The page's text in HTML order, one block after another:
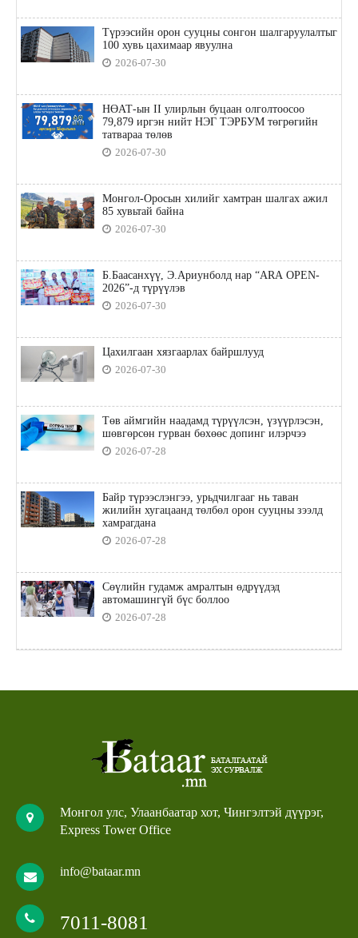
Түрээсийн орон сууцны сонгон шалгаруулалтыг
100 хувь цахимаар явуулна
2026-07-30
НӨАТ-ын II улирлын буцаан олголтоосоо
79,879 иргэн нийт НЭГ ТЭРБУМ төгрөгийн
татвараа төлөв
2026-07-30
Монгол-Оросын хилийг хамтран шалгах ажил
85 хувьтай байна
2026-07-30
Б.Баасанхүү, Э.Ариунболд нар “ARA OPEN-
2026”-д түрүүлэв
2026-07-30
Цахилгаан хязгаарлах байршлууд
2026-07-30
Төв аймгийн наадамд түрүүлсэн, үзүүрлэсэн,
шөвгөрсөн гурван бөхөөс допинг илэрчээ
2026-07-28
Байр түрээслэнгээ, урьдчилгааг нь таван
жилийн хугацаанд төлбөл орон сууцны зээлд
хамрагдана
2026-07-28
Сөүлийн гудамж амралтын өдрүүдэд
автомашингүй бүс боллоо
2026-07-28
Монгол улс, Улаанбаатар хот, Чингэлтэй дүүрэг,
Express Tower Office
info@bataar.mn
7011-8081